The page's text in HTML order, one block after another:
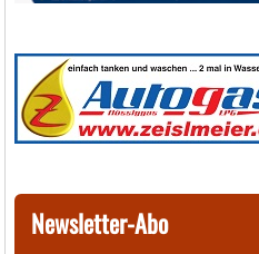
Newsletter-Abo